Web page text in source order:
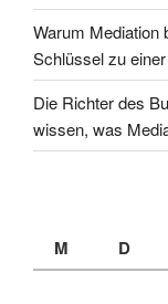
Warum Mediation
Schlüssel zu
Die Richter des
wissen, was
M D